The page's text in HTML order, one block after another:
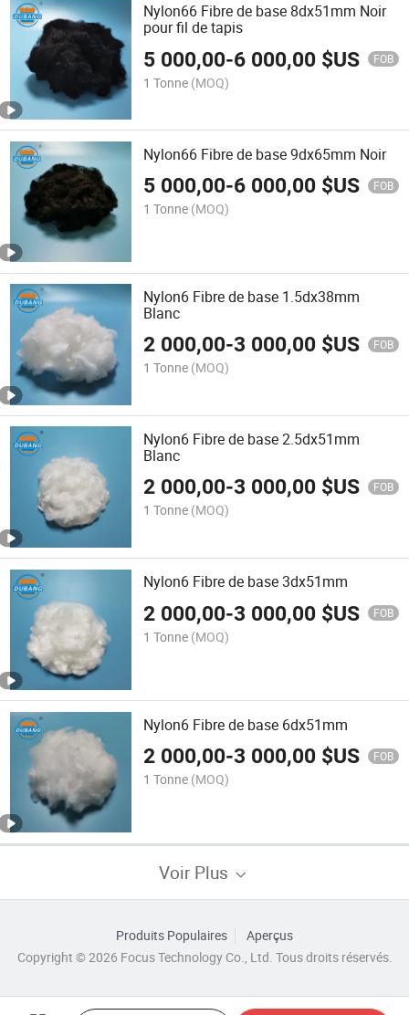
Nylon66 Fibre de base 8dx51mm Noir
pour fil de tapis
5 000,00-6 000,00 $US FOB
1 Tonne (MOQ)
Nylon66 Fibre de base 9dx65mm Noir
5 000,00-6 000,00 $US FOB
1 Tonne (MOQ)
Nylon6 Fibre de base 1.5dx38mm
Blanc
2 000,00-3 000,00 $US FOB
1 Tonne (MOQ)
Nylon6 Fibre de base 2.5dx51mm
Blanc
2 000,00-3 000,00 $US FOB
1 Tonne (MOQ)
Nylon6 Fibre de base 3dx51mm
2 000,00-3 000,00 $US FOB
1 Tonne (MOQ)
Nylon6 Fibre de base 6dx51mm
2 000,00-3 000,00 $US FOB
1 Tonne (MOQ)
Voir Plus
Produits Populaires
Aperçus
Copyright © 2026 Focus Technology Co., Ltd. Tous droits réservés.